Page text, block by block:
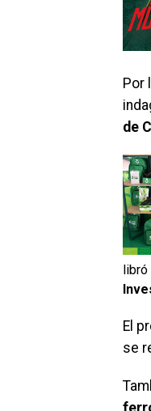
Por
de
libró
El
se